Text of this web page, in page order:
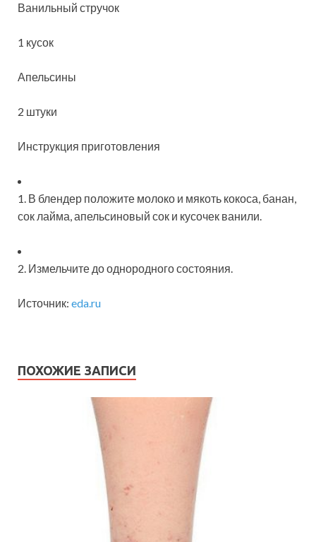
Ванильный стручок
1 кусок
Апельсины
2 штуки
Инструкция приготовления
1. В блендер положите молоко и мякоть кокоса, банан,
сок лайма, апельсиновый сок и кусочек ванили.
2. Измельчите до однородного состояния.
Источник: eda.ru
ПОХОЖИЕ ЗАПИСИ